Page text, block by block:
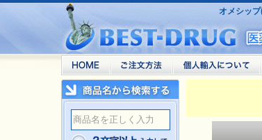
オメシッ